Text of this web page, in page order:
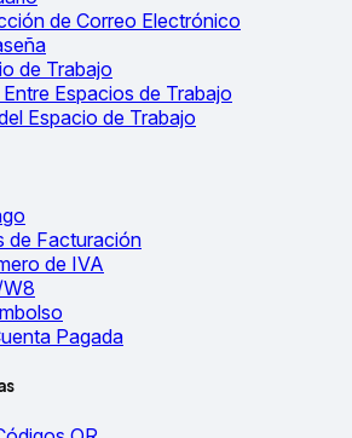
de Correo Electrónico
de Trabajo
Espacios de Trabajo
Espacio de Trabajo
de Facturación
de IVA
Pagada